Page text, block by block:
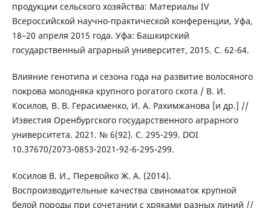
продукции сельского хозяйства: Материалы IV
Всероссийской научно-практической конференции, Уфа,
18–20 апреля 2015 года. Уфа: Башкирский
государственный аграрный университет, 2015. С. 62-64.
Влияние генотипа и сезона года на развитие волосяного
покрова молодняка крупного рогатого скота / В. И.
Косилов, В. В. Герасименко, И. А. Рахимжанова [и др.] //
Известия Оренбургского государственного аграрного
университета. 2021. № 6(92). С. 295-299. DOI
10.37670/2073-0853-2021-92-6-295-299.
Косилов В. И., Перевойко Ж. А. (2014).
Воспроизводительные качества свиноматок крупной
белой породы при сочетании с хряками разных линий //